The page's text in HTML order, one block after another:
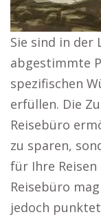
Sie sind in der
abgestimmte
spezifischen
erfüllen. Die
Reisebüro
zu sparen,
für Ihre
Reisebüro
jedoch